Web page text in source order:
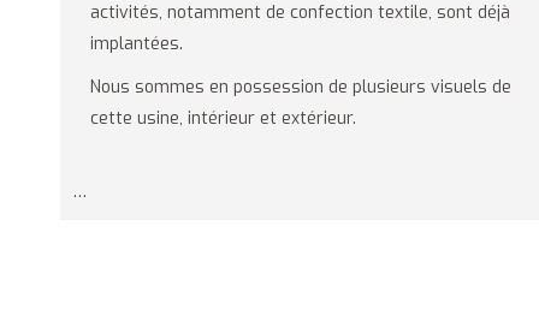
activités, notamment de confection textile, sont déjà
implantées.
Nous sommes en possession de plusieurs visuels de
cette usine, intérieur et extérieur.
…